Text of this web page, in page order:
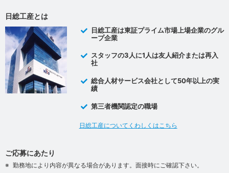
日総工産とは
日総工産は東証プライム市場上場企業のグル
ープ企業
スタッフの3人に1人は友人紹介または再入
社
総合人材サービス会社として50年以上の実
績
第三者機関認定の職場
日総工産についてくわしくはこちら
ご応募にあたり
勤務地により内容が異なる場合があります。面接時にご確認下さい。